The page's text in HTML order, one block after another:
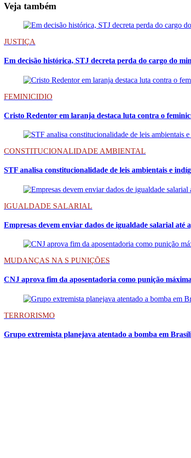
Veja também
JUSTIÇA
Em decisão histórica, STJ decreta perda do cargo do
FEMINICIDIO
Cristo Redentor em laranja destaca luta contra o
CONSTITUCIONALIDADE AMBIENTAL
STF analisa constitucionalidade de leis ambientais e
IGUALDADE SALARIAL
Empresas devem enviar dados de igualdade salarial até
MUDANÇAS NA S PUNIÇÕES
CNJ aprova fim da aposentadoria como punição
TERRORISMO
Grupo extremista planejava atentado a bomba em